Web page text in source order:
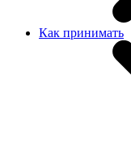
Как принимать